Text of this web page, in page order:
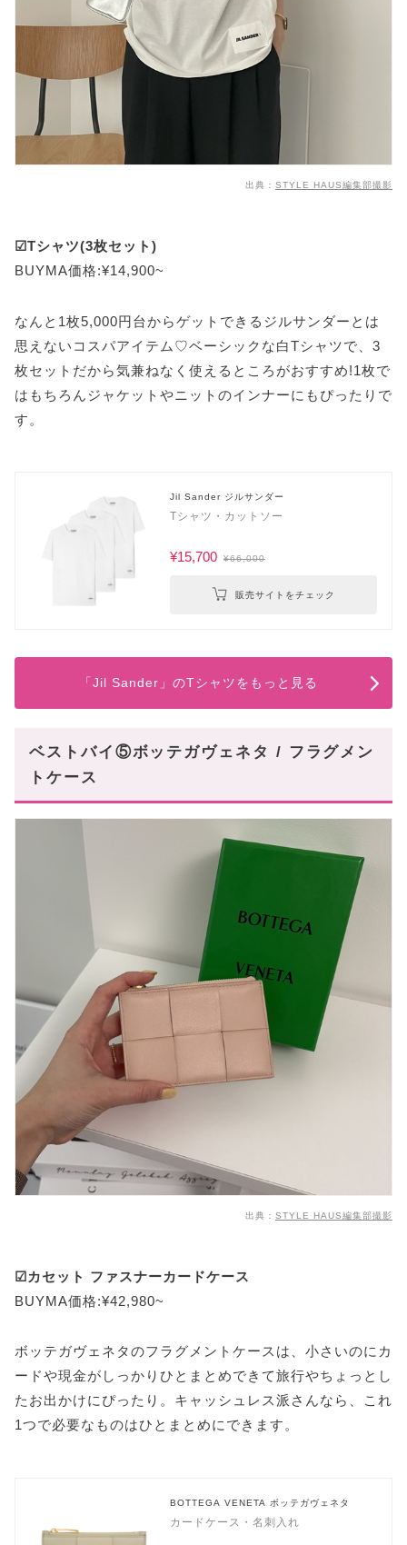
出典： STYLE HAUS編集部撮影
☑Tシャツ(3枚セット)
BUYMA価格:¥14,900~
なんと1枚5,000円台からゲットできるジルサンダーとは
思えないコスパアイテム♡ベーシックな白Tシャツで、3
枚セットだから気兼ねなく使えるところがおすすめ!1枚で
はもちろんジャケットやニットのインナーにもぴったりで
す。
Jil Sander ジルサンダー
Tシャツ・カットソー
¥15,700 ¥66,000
販売サイトをチェック
「Jil Sander」のTシャツをもっと見る
ベストバイ⑤ボッテガヴェネタ / フラグメン
トケース
出典： STYLE HAUS編集部撮影
☑カセット ファスナーカードケース
BUYMA価格:¥42,980~
ボッテガヴェネタのフラグメントケースは、小さいのにカ
ードや現金がしっかりひとまとめできて旅行やちょっとし
たお出かけにぴったり。キャッシュレス派さんなら、これ
1つで必要なものはひとまとめにできます。
BOTTEGA VENETA ボッテガヴェネタ
カードケース・名刺入れ